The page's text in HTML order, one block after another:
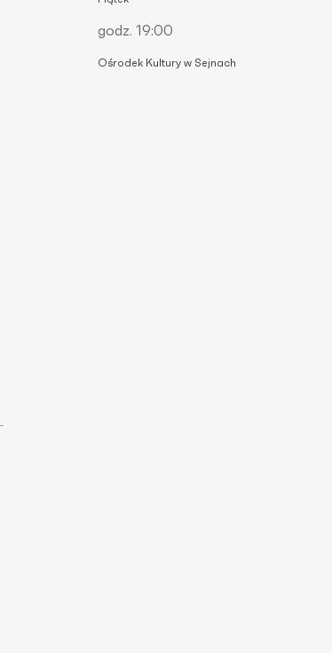
godz. 19:00
Ośrodek Kultury w Sejnach